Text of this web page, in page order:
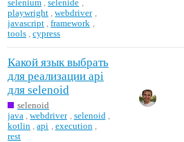
selenium ,selenide
playwright ,webdriver
javascript ,framework
tools ,cypress
Какой язык выбрать
для реализации api
для selenoid
selenoid
java
,webdriver selenoid
kotlin
,api execution
rest